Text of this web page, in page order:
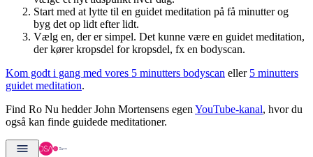
Start med at lytte til en guidet meditation på få minutter og
byg det op lidt efter lidt.
Vælg en, der er simpel. Det kunne være en guidet meditation,
der kører kropsdel for kropsdel, fx en bodyscan.
Kom godt i gang med vores 5 minutters bodyscan eller 5 minutters
guidet meditation.
Find Ro Nu hedder John Mortensens egen YouTube-kanal, hvor du
også kan finde guidede meditationer.